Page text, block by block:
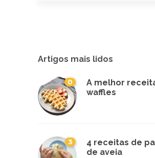
Artigos mais lidos
0
A melhor
waffles
3
4 receitas de
de aveia